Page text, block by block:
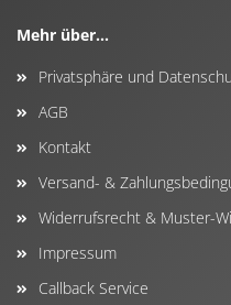
Mehr über...
Privatsphäre und
AGB
Kontakt
Versand- &
Widerrufsrecht & Muster-
Impressum
Callback Service